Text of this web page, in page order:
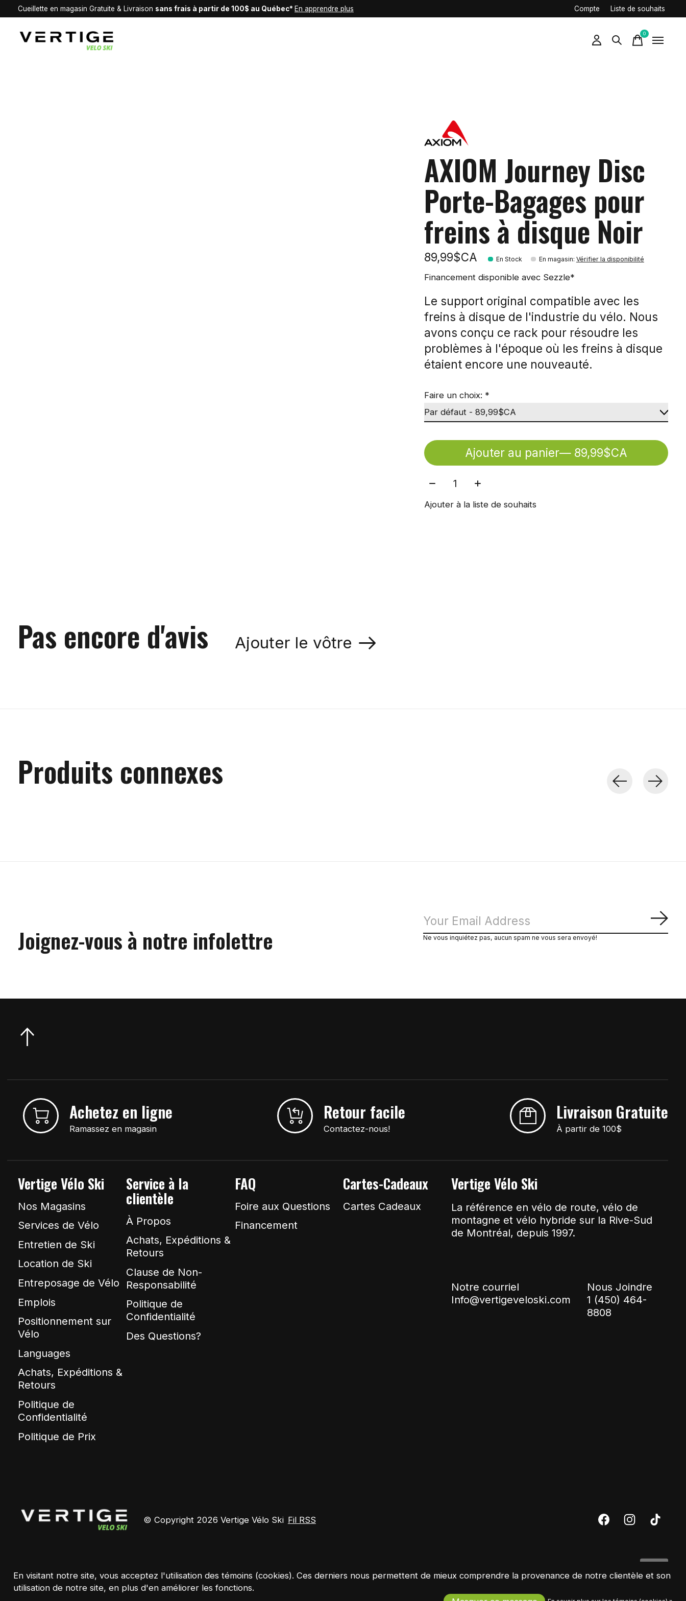
Cueillette en magasin Gratuite & Livraison sans frais à partir de 100$ au Québec* En apprendre plus Compte Liste de souhaits
0items
AXIOM Journey Disc
Porte-Bagages pour
freins à disque Noir
89,99$CA En Stock En magasin: Vérifier la disponibilité
Financement disponible avec Sezzle*
Le support original compatible avec les
freins à disque de l'industrie du vélo. Nous
avons conçu ce rack pour résoudre les
problèmes à l'époque où les freins à disque
étaient encore une nouveauté.
Faire un choix: *
Ajouter au panier
— 89,99$CA
Quantité:
Ajouter à la liste de souhaits
Pas encore d'avis Ajouter le vôtre
Produits connexes
Joignez-vous à notre infolettre Ne vous inquiétez pas, aucun spam ne vous sera envoyé!
Achetez en ligne
Ramassez en magasin
Retour facile
Contactez-nous!
Livraison Gratuite
À partir de 100$
Vertige Vélo Ski
Nos Magasins
Services de Vélo
Entretien de Ski
Location de Ski
Entreposage de Vélo
Emplois
Positionnement sur
Vélo
Languages
Achats, Expéditions &
Retours
Politique de
Confidentialité
Politique de Prix
Service à la
clientèle
À Propos
Achats, Expéditions &
Retours
Clause de Non-
Responsabilité
Politique de
Confidentialité
Des Questions?
FAQ
Foire aux Questions
Financement
Cartes-Cadeaux
Cartes Cadeaux
Vertige Vélo Ski
La référence en vélo de route, vélo de
montagne et vélo hybride sur la Rive-Sud
de Montréal, depuis 1997.
Notre courriel
Info@vertigeveloski.com
Nous Joindre
1 (450) 464-
8808
© Copyright 2026 Vertige Vélo Ski Fil RSS
En visitant notre site, vous acceptez l'utilisation des témoins (cookies). Ces derniers nous permettent de mieux comprendre la provenance de notre clientèle et son
utilisation de notre site, en plus d'en améliorer les fonctions.